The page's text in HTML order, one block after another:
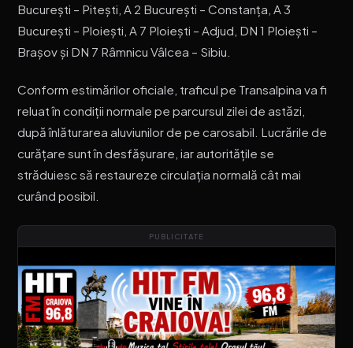
București – Pitești, A 2 București – Constanța, A 3
București – Ploiești, A 7 Ploiești – Adjud, DN 1 Ploiești –
Brașov și DN 7 Râmnicu Vâlcea – Sibiu.
Conform estimărilor oficiale, traficul pe Transalpina va fi
reluat în condiții normale pe parcursul zilei de astăzi,
după înlăturarea aluviunilor de pe carosabil. Lucrările de
curățare sunt în desfășurare, iar autoritățile se
străduiesc să restaureze circulația normală cât mai
curând posibil.
PUBLICITATE